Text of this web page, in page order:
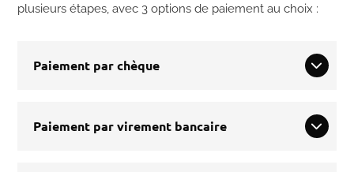
plusieurs étapes, avec 3 options de paiement au choix :
Paiement par chèque
Paiement par virement bancaire